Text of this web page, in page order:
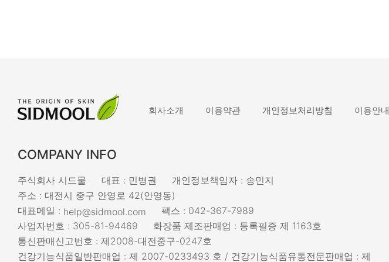
회사소개 이용약관 개인정보처리방침 이용안내
COMPANY INFO
주식회사 시드물 대표 : 민병권
개인정보책임자 : 송민지
주소 : 대전시 중구 안영로 42(안영동)
대표메일 : help@sidmool.com
팩스 : 042-367-7989
사업자번호 : 305-81-94469
화장품 제조판매업 : 등록필증 제 1163호
통신판매신고번호 : 제2008-대전중구-0247호
건강기능식품일반판매업 : 제 2007-0233493 호 / 건강기능식품유통전문판매업 : 제